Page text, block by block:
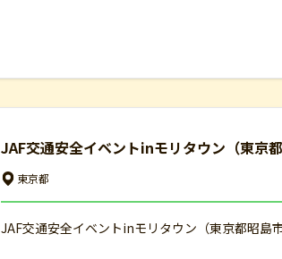
JAF交通安全イベントinモリタウン（東京
東京都
JAF交通安全イベントinモリタウン（東京都昭島